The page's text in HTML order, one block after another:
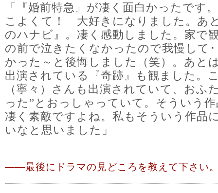
「『婚前特急』が凄く面白かったです
こよくて！ 大好きになりました。あ
のハナビ』。凄く感動しました。家で
の前で泣きたくなかったので我慢して
かった～と後悔しました（笑）。あと
出演されている『奇跡』も観ました。
（寧々）さんも出演されていて、おふ
った”とおっしゃっていて。そういう
凄く素敵ですよね。私もそういう作品
いなと思いました」
――最後にドラマの見どころを教えて下さい